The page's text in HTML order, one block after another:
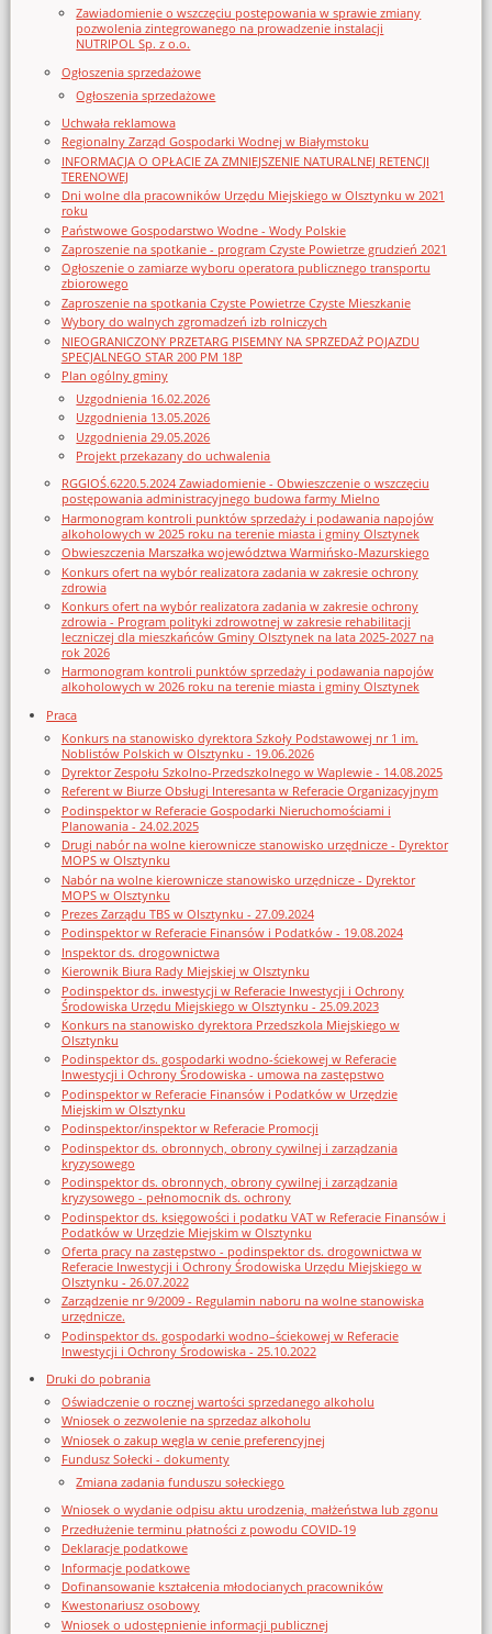
Zawiadomienie o wszczęciu postępowania w sprawie zmiany
pozwolenia zintegrowanego na prowadzenie instalacji
NUTRIPOL Sp. z o.o.
Ogłoszenia sprzedażowe
Ogłoszenia sprzedażowe
Uchwała reklamowa
Regionalny Zarząd Gospodarki Wodnej w Białymstoku
INFORMACJA O OPŁACIE ZA ZMNIEJSZENIE NATURALNEJ RETENCJI
TERENOWEJ
Dni wolne dla pracowników Urzędu Miejskiego w Olsztynku w 2021
roku
Państwowe Gospodarstwo Wodne - Wody Polskie
Zaproszenie na spotkanie - program Czyste Powietrze grudzień 2021
Ogłoszenie o zamiarze wyboru operatora publicznego transportu
zbiorowego
Zaproszenie na spotkania Czyste Powietrze Czyste Mieszkanie
Wybory do walnych zgromadzeń izb rolniczych
NIEOGRANICZONY PRZETARG PISEMNY NA SPRZEDAŻ POJAZDU
SPECJALNEGO STAR 200 PM 18P
Plan ogólny gminy
Uzgodnienia 16.02.2026
Uzgodnienia 13.05.2026
Uzgodnienia 29.05.2026
Projekt przekazany do uchwalenia
RGGIOŚ.6220.5.2024 Zawiadomienie - Obwieszczenie o wszczęciu
postępowania administracyjnego budowa farmy Mielno
Harmonogram kontroli punktów sprzedaży i podawania napojów
alkoholowych w 2025 roku na terenie miasta i gminy Olsztynek
Obwieszczenia Marszałka województwa Warmińsko-Mazurskiego
Konkurs ofert na wybór realizatora zadania w zakresie ochrony
zdrowia
Konkurs ofert na wybór realizatora zadania w zakresie ochrony
zdrowia - Program polityki zdrowotnej w zakresie rehabilitacji
leczniczej dla mieszkańców Gminy Olsztynek na lata 2025-2027 na
rok 2026
Harmonogram kontroli punktów sprzedaży i podawania napojów
alkoholowych w 2026 roku na terenie miasta i gminy Olsztynek
Praca
Konkurs na stanowisko dyrektora Szkoły Podstawowej nr 1 im.
Noblistów Polskich w Olsztynku - 19.06.2026
Dyrektor Zespołu Szkolno-Przedszkolnego w Waplewie - 14.08.2025
Referent w Biurze Obsługi Interesanta w Referacie Organizacyjnym
Podinspektor w Referacie Gospodarki Nieruchomościami i
Planowania - 24.02.2025
Drugi nabór na wolne kierownicze stanowisko urzędnicze - Dyrektor
MOPS w Olsztynku
Nabór na wolne kierownicze stanowisko urzędnicze - Dyrektor
MOPS w Olsztynku
Prezes Zarządu TBS w Olsztynku - 27.09.2024
Podinspektor w Referacie Finansów i Podatków - 19.08.2024
Inspektor ds. drogownictwa
Kierownik Biura Rady Miejskiej w Olsztynku
Podinspektor ds. inwestycji w Referacie Inwestycji i Ochrony
Środowiska Urzędu Miejskiego w Olsztynku - 25.09.2023
Konkurs na stanowisko dyrektora Przedszkola Miejskiego w
Olsztynku
Podinspektor ds. gospodarki wodno-ściekowej w Referacie
Inwestycji i Ochrony Środowiska - umowa na zastępstwo
Podinspektor w Referacie Finansów i Podatków w Urzędzie
Miejskim w Olsztynku
Podinspektor/inspektor w Referacie Promocji
Podinspektor ds. obronnych, obrony cywilnej i zarządzania
kryzysowego
Podinspektor ds. obronnych, obrony cywilnej i zarządzania
kryzysowego - pełnomocnik ds. ochrony
Podinspektor ds. księgowości i podatku VAT w Referacie Finansów i
Podatków w Urzędzie Miejskim w Olsztynku
Oferta pracy na zastępstwo - podinspektor ds. drogownictwa w
Referacie Inwestycji i Ochrony Środowiska Urzędu Miejskiego w
Olsztynku - 26.07.2022
Zarządzenie nr 9/2009 - Regulamin naboru na wolne stanowiska
urzędnicze.
Podinspektor ds. gospodarki wodno–ściekowej w Referacie
Inwestycji i Ochrony Środowiska - 25.10.2022
Druki do pobrania
Oświadczenie o rocznej wartości sprzedanego alkoholu
Wniosek o zezwolenie na sprzedaz alkoholu
Wniosek o zakup węgla w cenie preferencyjnej
Fundusz Sołecki - dokumenty
Zmiana zadania funduszu sołeckiego
Wniosek o wydanie odpisu aktu urodzenia, małżeństwa lub zgonu
Przedłużenie terminu płatności z powodu COVID-19
Deklaracje podatkowe
Informacje podatkowe
Dofinansowanie kształcenia młodocianych pracowników
Kwestonariusz osobowy
Wniosek o udostępnienie informacji publicznej